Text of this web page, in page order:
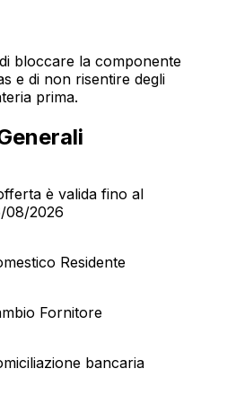
bloccare la componente
e di non risentire degli
prima.
è valida fino al
08/2026
Residente
Fornitore
bancaria